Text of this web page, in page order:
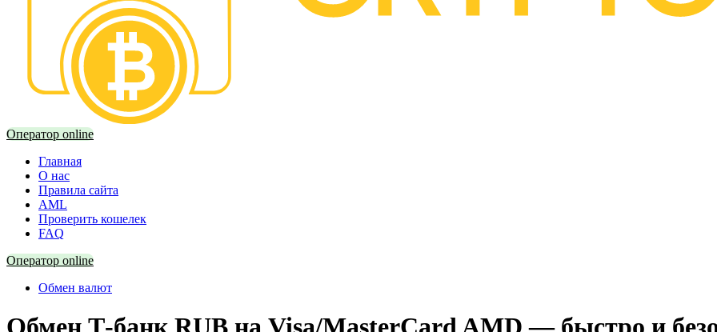
Оператор online
Главная
О нас
Правила сайта
AML
Проверить кошелек
FAQ
Оператор online
Обмен валют